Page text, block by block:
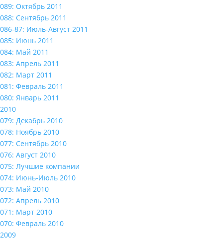
089: Октябрь 2011
088: Сентябрь 2011
086-87: Июль-Август 2011
085: Июнь 2011
084: Май 2011
083: Апрель 2011
082: Март 2011
081: Февраль 2011
080: Январь 2011
2010
079: Декабрь 2010
078: Ноябрь 2010
077: Сентябрь 2010
076: Август 2010
075: Лучшие компании
074: Июнь-Июль 2010
073: Май 2010
072: Апрель 2010
071: Март 2010
070: Февраль 2010
2009